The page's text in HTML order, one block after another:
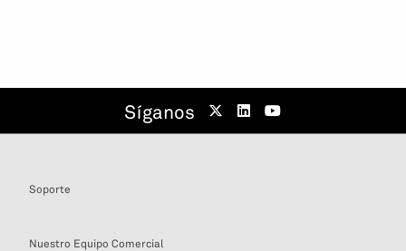
Síganos
Soporte
Nuestro Equipo Comercial